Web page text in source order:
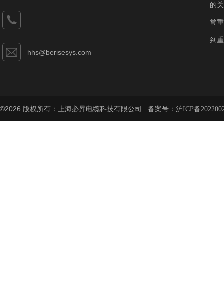
hhs@berisesys.com
的
常
到
©2026 版权所有：上海必昇电缆科技有限公司 备案号： 沪ICP备